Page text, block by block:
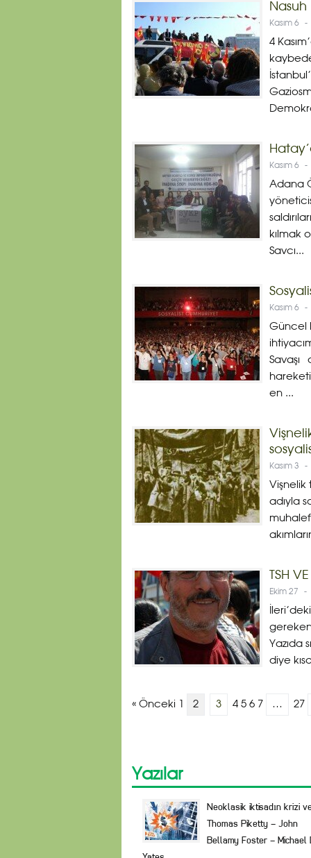
Kasım 6 -
4
Kasım 6 -
Adana
kılmak
Savcı...
Kasım 6 -
Güncel
Savaşı
en ...
Kasım 3 -
Vişnelik
adıyla
TSH
Ekim 27 -
gereken
Yazıda
diye
« Önceki 1 2 3 4 5 6 7 … 27
Yazılar
Neoklasik iktisadın krizi
Thomas Piketty – John
Bellamy Foster – Michael